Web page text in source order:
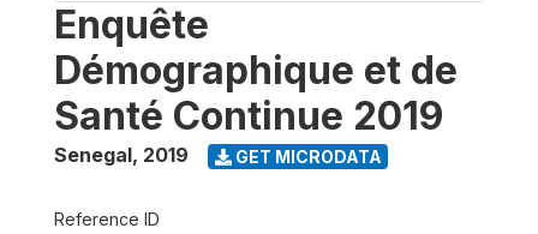
Enquête
Démographique et de
Santé Continue 2019
Senegal, 2019 GET MICRODATA
Reference ID